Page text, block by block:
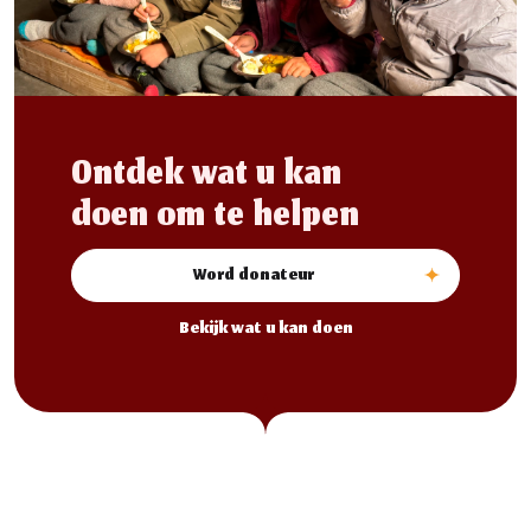
Ontdek wat u kan
doen om te helpen
Word donateur
Bekijk wat u kan doen